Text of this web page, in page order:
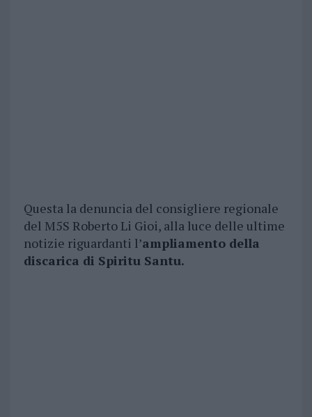
Questa la denuncia del consigliere regionale
del M5S Roberto Li Gioi, alla luce delle ultime
notizie riguardanti l’ampliamento della
discarica di Spiritu Santu.